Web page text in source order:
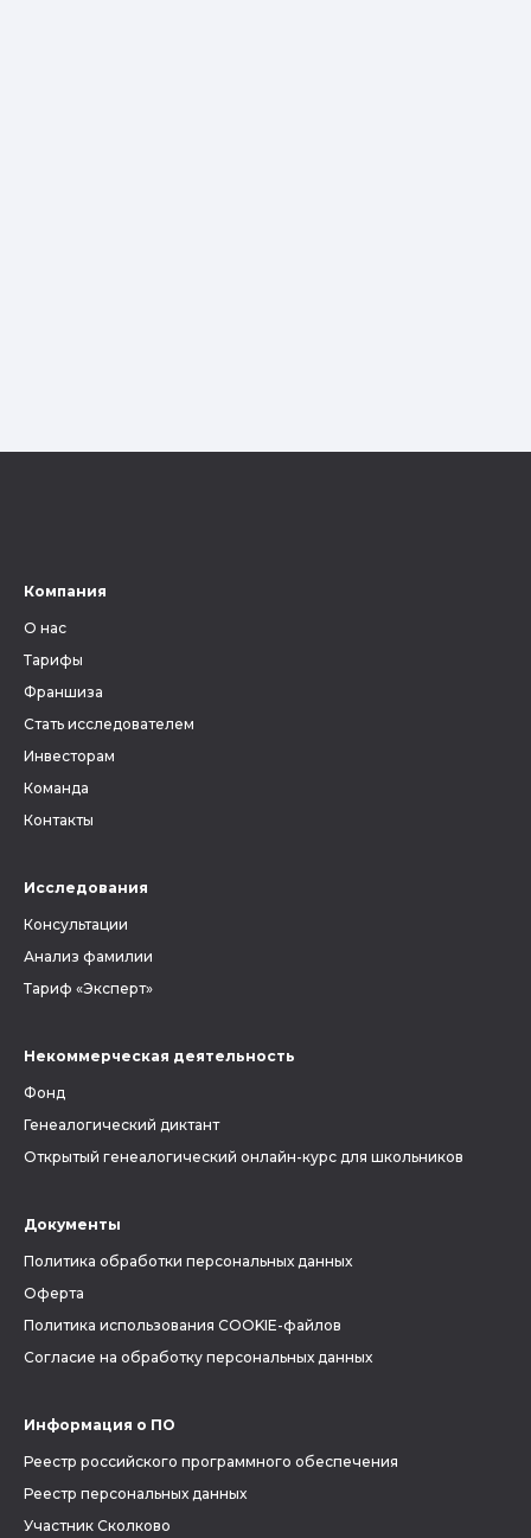
Компания
О нас
Тарифы
Франшиза
Стать исследователем
Инвесторам
Команда
Контакты
Исследования
Консультации
Анализ фамилии
Тариф «Эксперт»
Некоммерческая деятельность
Фонд
Генеалогический диктант
Открытый генеалогический онлайн-курс для школьников
Документы
Политика обработки персональных данных
Оферта
Политика использования COOKIE-файлов
Согласие на обработку персональных данных
Информация о ПО
Реестр российского программного обеспечения
Реестр персональных данных
Участник Сколково